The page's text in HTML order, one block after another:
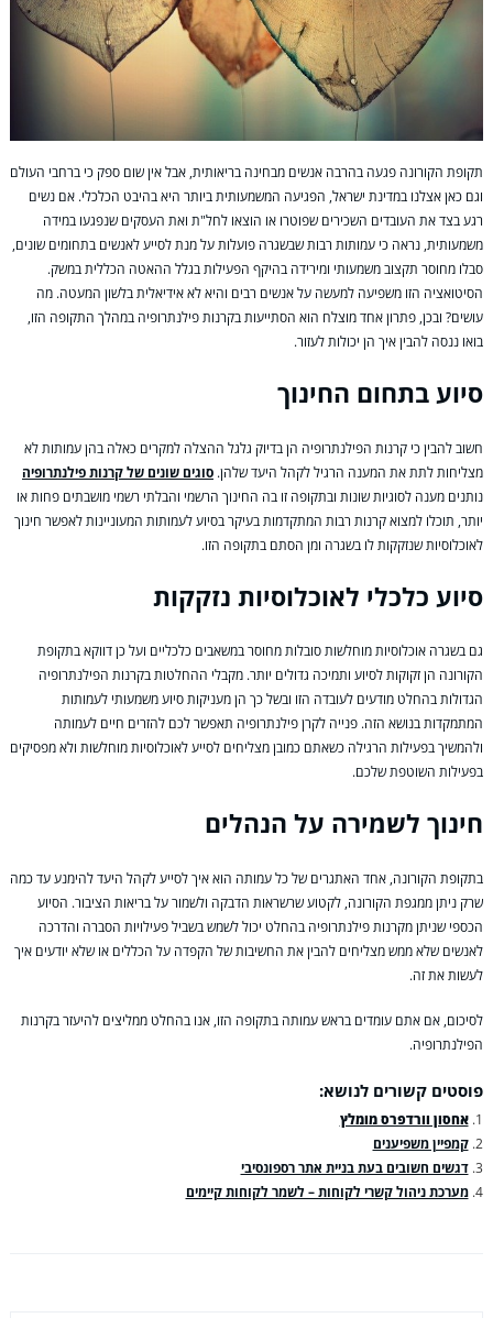
תקופת הקורונה פגעה בהרבה אנשים מבחינה בריאותית, אבל אין שום ספק כי ברחבי העולם
וגם כאן אצלנו במדינת ישראל, הפגיעה המשמעותית ביותר היא בהיבט הכלכלי. אם נשים
רגע בצד את העובדים השכירים שפוטרו או הוצאו לחל"ת ואת העסקים שנפגעו במידה
משמעותית, נראה כי עמותות רבות שבשגרה פועלות על מנת לסייע לאנשים בתחומים שונים,
סבלו מחוסר תקצוב משמעותי ומירידה בהיקף הפעילות בגלל ההאטה הכללית במשק.
הסיטואציה הזו משפיעה למעשה על אנשים רבים והיא לא אידיאלית בלשון המעטה. מה
עושים? ובכן, פתרון אחד מוצלח הוא הסתייעות בקרנות פילנתרופיה במהלך התקופה הזו,
בואו ננסה להבין איך הן יכולות לעזור.
סיוע בתחום החינוך
חשוב להבין כי קרנות הפילנתרופיה הן בדיוק גלגל ההצלה למקרים כאלה בהן עמותות לא
מצליחות לתת את המענה הרגיל לקהל היעד שלהן. סוגים שונים של קרנות פילנתרופיה
נותנים מענה לסוגיות שונות ובתקופה זו בה החינוך הרשמי והבלתי רשמי מושבתים פחות או
יותר, תוכלו למצוא קרנות רבות המתקדמות בעיקר בסיוע לעמותות המעוניינות לאפשר חינוך
לאוכלוסיות שנזקקות לו בשגרה ומן הסתם בתקופה הזו.
סיוע כלכלי לאוכלוסיות נזקקות
גם בשגרה אוכלוסיות מוחלשות סובלות מחוסר במשאבים כלכליים ועל כן דווקא בתקופת
הקורונה הן זקוקות לסיוע ותמיכה גדולים יותר. מקבלי ההחלטות בקרנות הפילנתרופיה
הגדולות בהחלט מודעים לעובדה הזו ובשל כך הן מעניקות סיוע משמעותי לעמותות
המתמקדות בנושא הזה. פנייה לקרן פילנתרופיה תאפשר לכם להזרים חיים לעמותה
ולהמשיך בפעילות הרגילה כשאתם כמובן מצליחים לסייע לאוכלוסיות מוחלשות ולא מפסיקים
בפעילות השוטפת שלכם.
חינוך לשמירה על הנהלים
בתקופת הקורונה, אחד האתגרים של כל עמותה הוא איך לסייע לקהל היעד להימנע עד כמה
שרק ניתן ממגפת הקורונה, לקטוע שרשראות הדבקה ולשמור על בריאות הציבור. הסיוע
הכספי שניתן מקרנות פילנתרופיה בהחלט יכול לשמש בשביל פעילויות הסברה והדרכה
לאנשים שלא ממש מצליחים להבין את החשיבות של הקפדה על הכללים או שלא יודעים איך
לעשות את זה.
לסיכום, אם אתם עומדים בראש עמותה בתקופה הזו, אנו בהחלט ממליצים להיעזר בקרנות
הפילנתרופיה.
פוסטים קשורים לנושא:
אחסון וורדפרס מומלץ
קמפיין משפיענים
דגשים חשובים בעת בניית אתר רספונסיבי
מערכת ניהול קשרי לקוחות – לשמר לקוחות קיימים